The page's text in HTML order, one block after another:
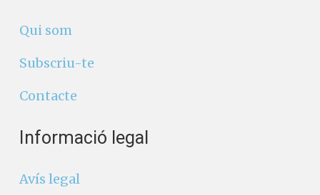
Qui som
Subscriu-te
Contacte
Informació legal
Avís legal